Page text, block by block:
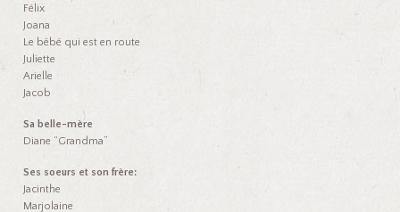
Félix
Joana
Le bébé qui est en route
Juliette
Arielle
Jacob
Sa belle-mère
Diane “Grandma”
Ses soeurs et son frère:
Jacinthe
Marjolaine